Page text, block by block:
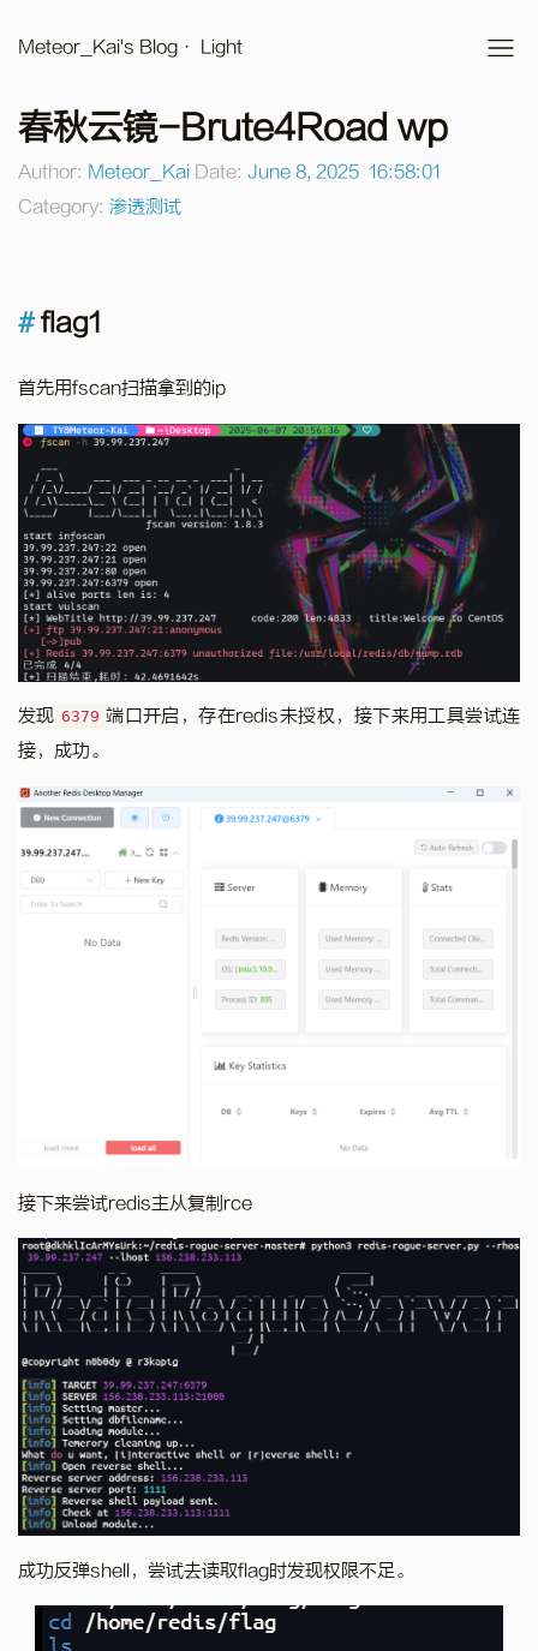
Meteor_Kai's Blog· Light
春秋云镜-Brute4Road wp
Author: Meteor_Kai Date: June 8, 2025 16:58:01
Category: 渗透测试
flag1
首先用fscan扫描拿到的ip
发现 6379 端口开启，存在redis未授权，接下来用工具尝试连
接，成功。
接下来尝试redis主从复制rce
成功反弹shell，尝试去读取flag时发现权限不足。